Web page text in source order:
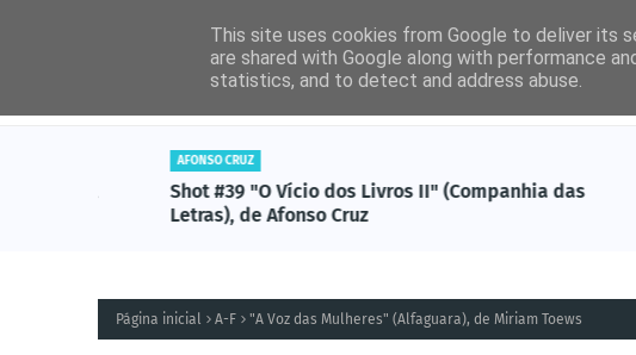
Entrevistas Livros (por ordem
AFONSO CRUZ
Shot #39 "O Vício dos Livros II" (Companhia das
Letras), de Afonso Cruz
Página inicial A-F "A Voz das Mulheres" (Alfaguara), de Miriam Toews
This site uses cookies from Google to deliver its
are shared with Google along with performance
statistics, and to detect and address abuse.